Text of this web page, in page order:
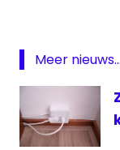
40Meer nieuws...